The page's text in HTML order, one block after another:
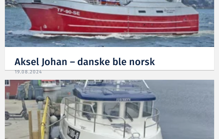
Aksel Johan – danske ble norsk
19.08.2024